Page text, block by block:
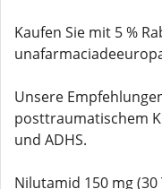
Kaufen Sie mit 5 %
Unsere
posttraumatischem
und ADHS.
Nilutamid 150 mg